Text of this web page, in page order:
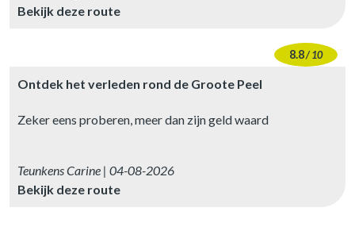
Bekijk deze route
8.8/ 10
Ontdek het verleden rond de Groote Peel
Zeker eens proberen, meer dan zijn geld waard
Teunkens Carine | 04-08-2026
Bekijk deze route